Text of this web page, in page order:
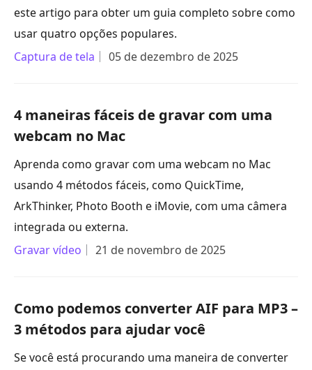
este artigo para obter um guia completo sobre como
usar quatro opções populares.
Captura de tela
05 de dezembro de 2025
4 maneiras fáceis de gravar com uma
webcam no Mac
Aprenda como gravar com uma webcam no Mac
usando 4 métodos fáceis, como QuickTime,
ArkThinker, Photo Booth e iMovie, com uma câmera
integrada ou externa.
Gravar vídeo
21 de novembro de 2025
Como podemos converter AIF para MP3 –
3 métodos para ajudar você
Se você está procurando uma maneira de converter